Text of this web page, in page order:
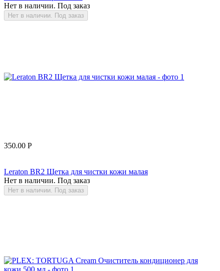
Нет в наличии. Под заказ
Нет в наличии. Под заказ
350.00 Р
Leraton BR2 Щетка для чистки кожи малая
Нет в наличии. Под заказ
Нет в наличии. Под заказ